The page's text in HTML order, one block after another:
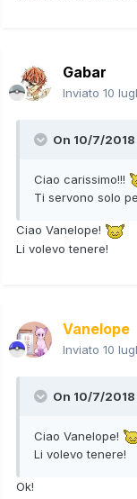
Gabar
Inviato 10
On 10/7/2018
Ciao carissimo!!!
Ti servono solo
Ciao Vanelope!
Li volevo tenere!
Vanelope
Inviato 10
On 10/7/2018
Ciao Vanelope!
Li volevo tenere!
Ok!